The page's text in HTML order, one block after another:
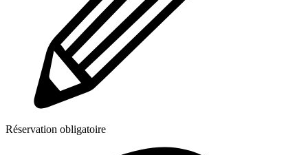
Réservation obligatoire